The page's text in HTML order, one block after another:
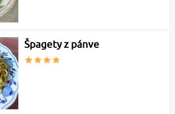
Špagety z pánve